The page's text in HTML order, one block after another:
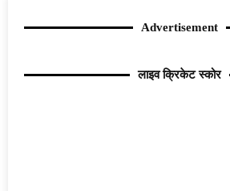
Advertisement
लाइव क्रिकेट स्कोर